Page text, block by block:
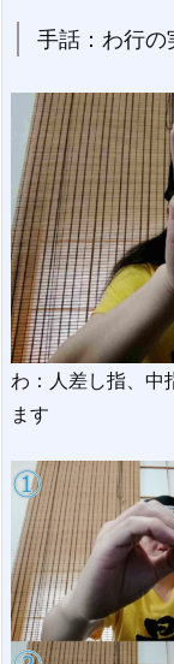
手話：わ行の
わ：人差し指、中
ます